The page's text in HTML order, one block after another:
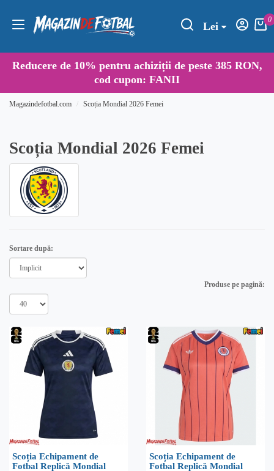
Lei
0
Reducere de 10% pentru achiziții de peste 385 RON,
cod cupon: FANII
Magazindefotbal.com Scoția Mondial 2026 Femei
Scoția Mondial 2026 Femei
Sortare după:
Produse pe pagină:
Scoția Echipament de
Fotbal Replică Mondial
Scoția Echipament de
Fotbal Replică Mondial